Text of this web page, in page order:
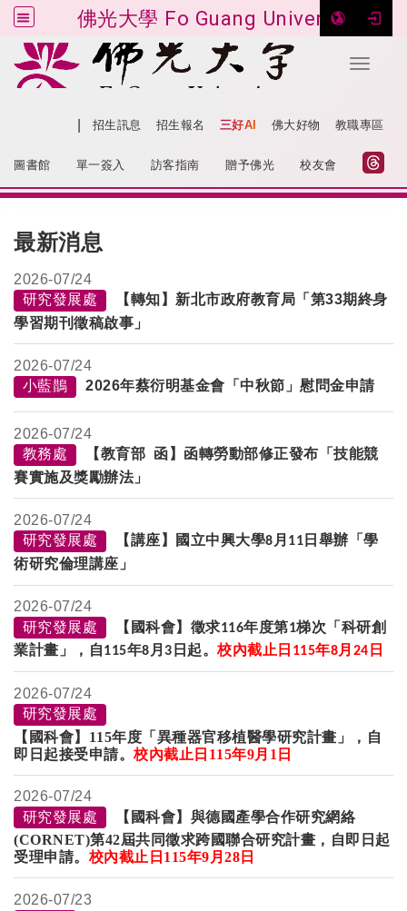
佛光大學 Fo Guang University
Toggle
跳到主要內容
招生訊息 招生報名 三好AI 佛大好物 教職專區
圖書館 單一簽入 訪客指南 贈予佛光 校友會
最新消息
2026-07/24
研究發展處
【轉知】新北市政府教育局「第33期終身
學習期刊徵稿啟事」
2026-07/24
小藍鵲
2026年蔡衍明基金會「中秋節」慰問金申請
2026-07/24
教務處
【教育部 函】函轉勞動部修正發布「技能競
賽實施及獎勵辦法」
2026-07/24
研究發展處
【講座】國立中興大學8 月 11 日舉辦「學
術研究倫理講座」
2026-07/24
研究發展處
【國科會】徵求116年度第1梯次「科研創
業計畫」，自115年8 月 3 日起。 校內截止日 115年8月 24 日
2026-07/24
研究發展處
【國科會】115年度「異種器官移植醫學研究計畫」，自
即日起接受申請。 校內截止日 115年9月 1日
2026-07/24
研究發展處
【國科會】與德國產學合作研究網絡
(CORNET)第42屆共同徵求跨國聯合研究計畫，自即日起
受理申請。 校內截止日 115年9月 28日
2026-07/23